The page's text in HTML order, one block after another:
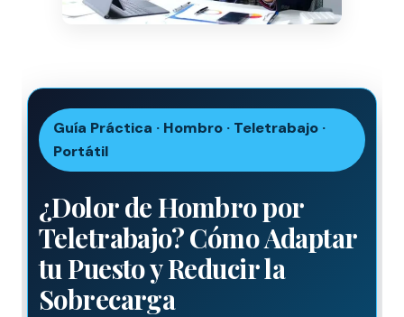
Guía Práctica · Hombro · Teletrabajo ·
Portátil
¿Dolor de Hombro por
Teletrabajo? Cómo Adaptar
tu Puesto y Reducir la
Sobrecarga